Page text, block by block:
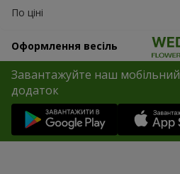
По ціні
Оформлення весіль
Завантажуйте наш мобільний
додаток